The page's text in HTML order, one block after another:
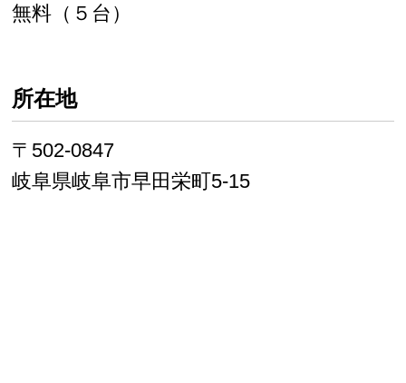
無料（５台）
所在地
〒502-0847
岐阜県岐阜市早田栄町5-15